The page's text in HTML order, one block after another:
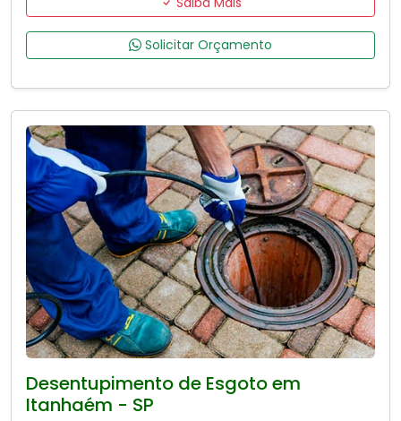
Solicitar Orçamento
Desentupimento de Esgoto em
Itanhaém - SP